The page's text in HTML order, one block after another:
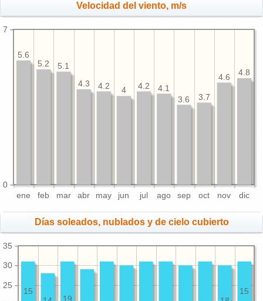
Velocidad del viento, m/s
ene feb mar abr may jun jul ago sep oct nov dic
0
7
4.8
4.6
3.7
3.6
4.1
4.2
4
4.2
4.3
5.1
5.2
5.6
Días soleados, nublados y de cielo cubierto
25
30
35
15
19
15